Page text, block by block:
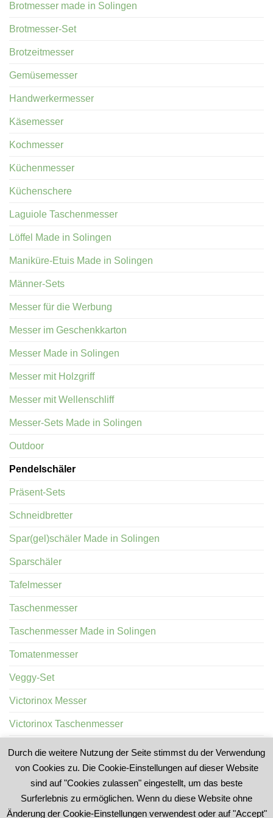
Brotmesser made in Solingen
Brotmesser-Set
Brotzeitmesser
Gemüsemesser
Handwerkermesser
Käsemesser
Kochmesser
Küchenmesser
Küchenschere
Laguiole Taschenmesser
Löffel Made in Solingen
Maniküre-Etuis Made in Solingen
Männer-Sets
Messer für die Werbung
Messer im Geschenkkarton
Messer Made in Solingen
Messer mit Holzgriff
Messer mit Wellenschliff
Messer-Sets Made in Solingen
Outdoor
Pendelschäler
Präsent-Sets
Schneidbretter
Spar(gel)schäler Made in Solingen
Sparschäler
Tafelmesser
Taschenmesser
Taschenmesser Made in Solingen
Tomatenmesser
Veggy-Set
Victorinox Messer
Victorinox Taschenmesser
Wurstprobiermesser
Durch die weitere Nutzung der Seite stimmst du der Verwendung
von Cookies zu. Die Cookie-Einstellungen auf dieser Website
sind auf "Cookies zulassen" eingestellt, um das beste
Surferlebnis zu ermöglichen. Wenn du diese Website ohne
Änderung der Cookie-Einstellungen verwendest oder auf "Accept"